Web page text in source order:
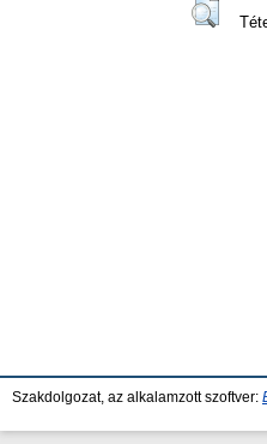
Szakdolgozat, az alkalamzott szoftver: